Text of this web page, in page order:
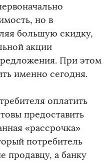
но в
большую скидку,
акции
При этом
именно сегодня.
оплатить
предоставить
«рассрочка»
потребитель
продавцу, а банку